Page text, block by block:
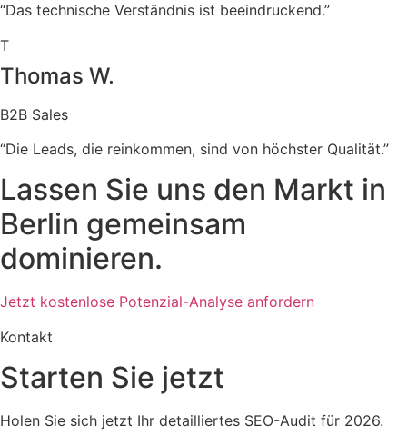
“Das technische Verständnis ist beeindruckend.”
T
Thomas W.
B2B Sales
“Die Leads, die reinkommen, sind von höchster Qualität.”
Lassen Sie uns den Markt in
Berlin gemeinsam
dominieren.
Jetzt kostenlose Potenzial-Analyse anfordern
Kontakt
Starten Sie jetzt
Holen Sie sich jetzt Ihr detailliertes SEO-Audit für 2026.